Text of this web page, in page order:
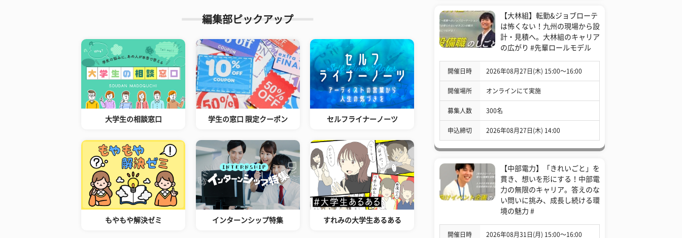
編集部ピックアップ
大学生の相談窓口 学生の窓口 限定クーポン セルフライナーノーツ
もやもや解決ゼミ インターンシップ特集 すれみの大学生あるある
【大林組】転勤&ジョブローテ
は怖くない！九州の現場から設
計・見積へ。大林組のキャリア
の広がり #先輩ロールモデル
開催日時 2026年08月27日(木) 15:00〜16:00
開催場所 オンラインにて実施
募集人数 300名
申込締切 2026年08月27日(木) 14:00
【中部電力】「きれいごと」を
貫き、想いを形にする！中部電
力の無限のキャリア。答えのな
い問いに挑み、成長し続ける環
境の魅力 #
開催日時 2026年08月31日(月) 15:00〜16:00